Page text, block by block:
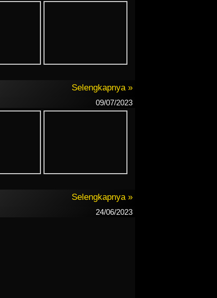
Selengkapnya »
09/07/2023
Selengkapnya »
24/06/2023